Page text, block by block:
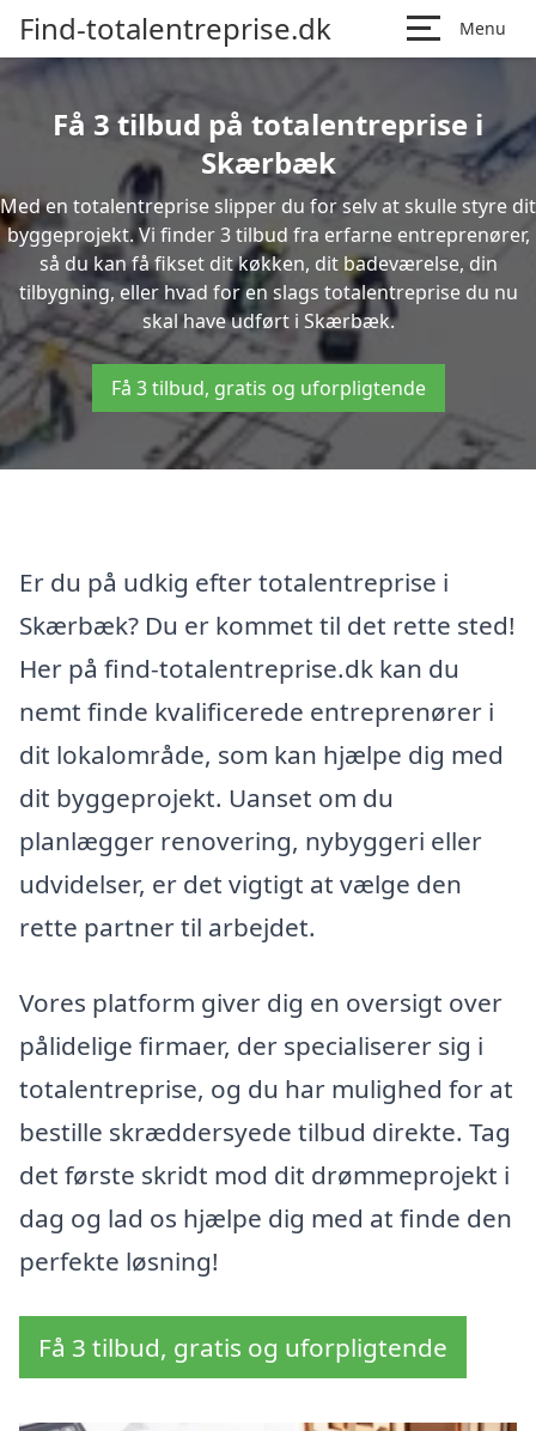
Find-totalentreprise.dk Menu
Få 3 tilbud på totalentreprise i
Skærbæk
Med en totalentreprise slipper du for selv at skulle styre dit
byggeprojekt. Vi finder 3 tilbud fra erfarne entreprenører,
så du kan få fikset dit køkken, dit badeværelse, din
tilbygning, eller hvad for en slags totalentreprise du nu
skal have udført i Skærbæk.
Få 3 tilbud, gratis og uforpligtende
Er du på udkig efter totalentreprise i
Skærbæk? Du er kommet til det rette sted!
Her på find-totalentreprise.dk kan du
nemt finde kvalificerede entreprenører i
dit lokalområde, som kan hjælpe dig med
dit byggeprojekt. Uanset om du
planlægger renovering, nybyggeri eller
udvidelser, er det vigtigt at vælge den
rette partner til arbejdet.
Vores platform giver dig en oversigt over
pålidelige firmaer, der specialiserer sig i
totalentreprise, og du har mulighed for at
bestille skræddersyede tilbud direkte. Tag
det første skridt mod dit drømmeprojekt i
dag og lad os hjælpe dig med at finde den
perfekte løsning!
Få 3 tilbud, gratis og uforpligtende